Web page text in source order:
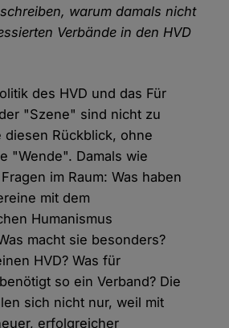
warum damals nicht
Verbände in den HVD
des HVD und das Für
"Szene" sind nicht zu
diesen Rückblick, ohne
"Wende". Damals wie
im Raum: Was haben
mit dem
Humanismus
macht sie besonders?
HVD? Was für
so ein Verband? Die
sich nicht nur, weil mit
erfolgreicher